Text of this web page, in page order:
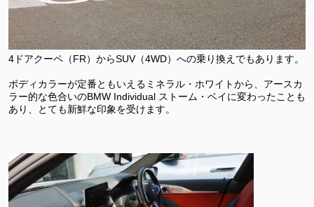
4ドアクーペ（FR）からSUV（4WD）への乗り換えでもあります。
ボディカラーが定番ともいえるミネラル・ホワイトから、アースカ
ラー的な色合いのBMW Individual ストーム・ベイに変わったことも
あり、とても新鮮な印象を受けます。